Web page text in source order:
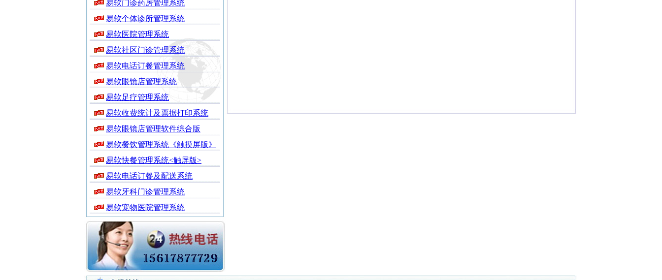
易软门诊药房管理系统
易软个体诊所管理系统
易软医院管理系统
易软社区门诊管理系统
易软电话订餐管理系统
易软眼镜店管理系统
易软足疗管理系统
易软收费统计及票据打印系统
易软眼镜店管理软件综合版
易软餐饮管理系统《触摸屏版》
易软快餐管理系统<触屏版>
易软电话订餐及配送系统
易软牙科门诊管理系统
易软宠物医院管理系统